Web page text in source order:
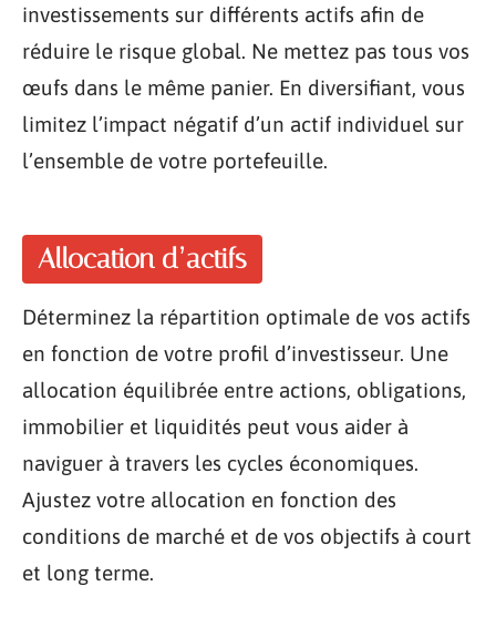
investissements sur différents actifs afin de
réduire le risque global. Ne mettez pas tous vos
œufs dans le même panier. En diversifiant, vous
limitez l’impact négatif d’un actif individuel sur
l’ensemble de votre portefeuille.
Allocation d’actifs
Déterminez la répartition optimale de vos actifs
en fonction de votre profil d’investisseur. Une
allocation équilibrée entre actions, obligations,
immobilier et liquidités peut vous aider à
naviguer à travers les cycles économiques.
Ajustez votre allocation en fonction des
conditions de marché et de vos objectifs à court
et long terme.